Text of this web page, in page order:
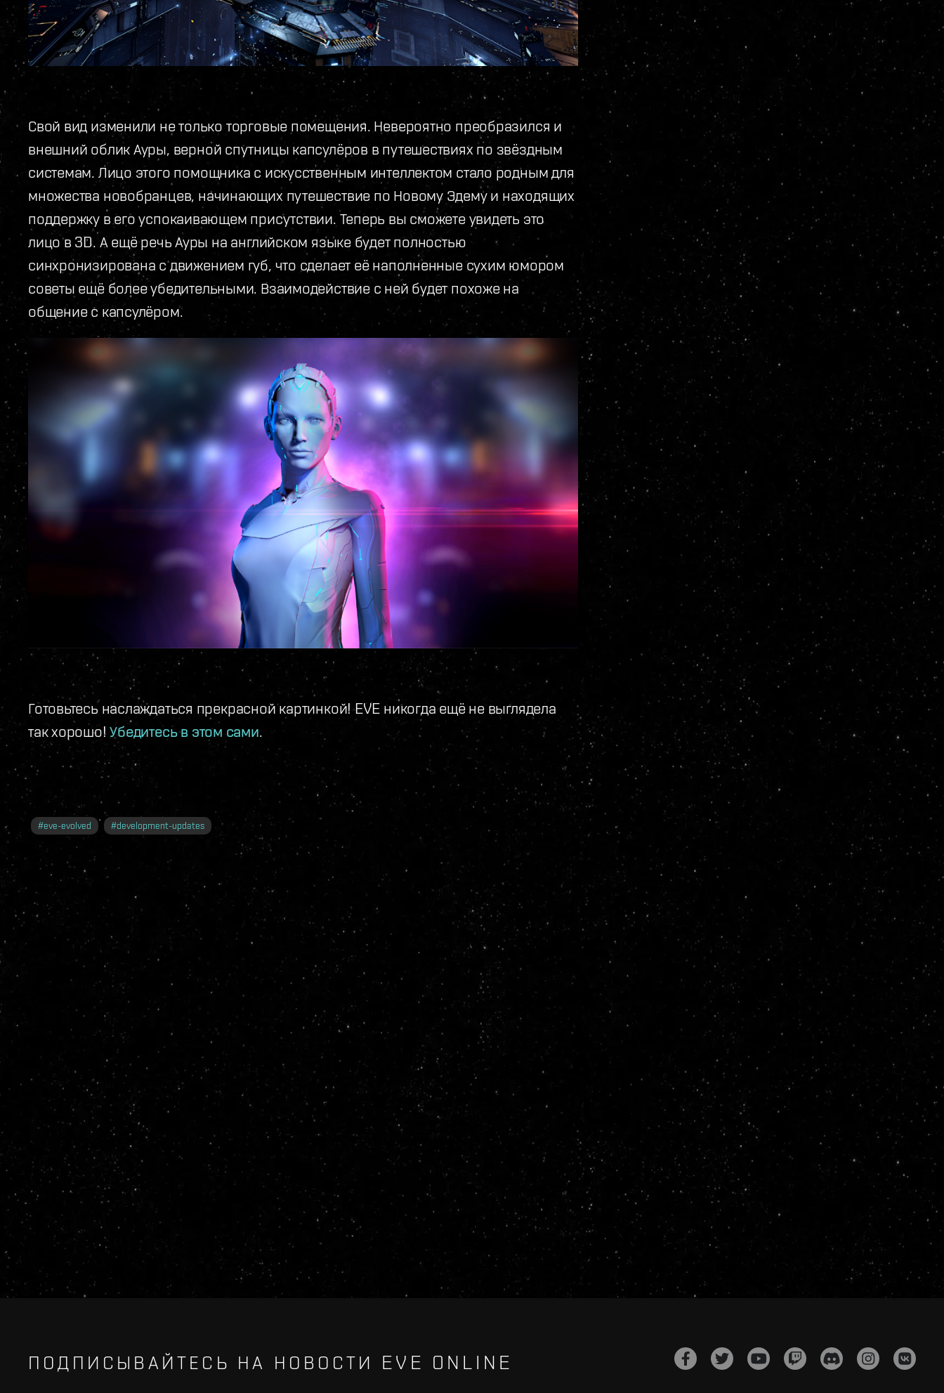
Свой вид изменили не только торговые помещения. Невероятно преобразился и
внешний облик Ауры, верной спутницы капсулёров в путешествиях по звёздным
системам. Лицо этого помощника с искусственным интеллектом стало родным для
множества новобранцев, начинающих путешествие по Новому Эдему и находящих
поддержку в его успокаивающем присутствии. Теперь вы сможете увидеть это
лицо в 3D. А ещё речь Ауры на английском языке будет полностью
синхронизирована с движением губ, что сделает её наполненные сухим юмором
советы ещё более убедительными. Взаимодействие с ней будет похоже на
общение с капсулёром.
Готовьтесь наслаждаться прекрасной картинкой! EVE никогда ещё не выглядела
так хорошо!Убедитесь в этом сами.
#eve-evolved #development-updates
ПОДПИСЫВАЙТЕСЬ НА НОВОСТИ EVE ONLINE